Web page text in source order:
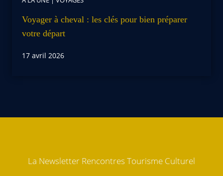
Voyager à cheval : les clés pour bien préparer
votre départ
17 avril 2026
La Newsletter Rencontres Tourisme Culturel